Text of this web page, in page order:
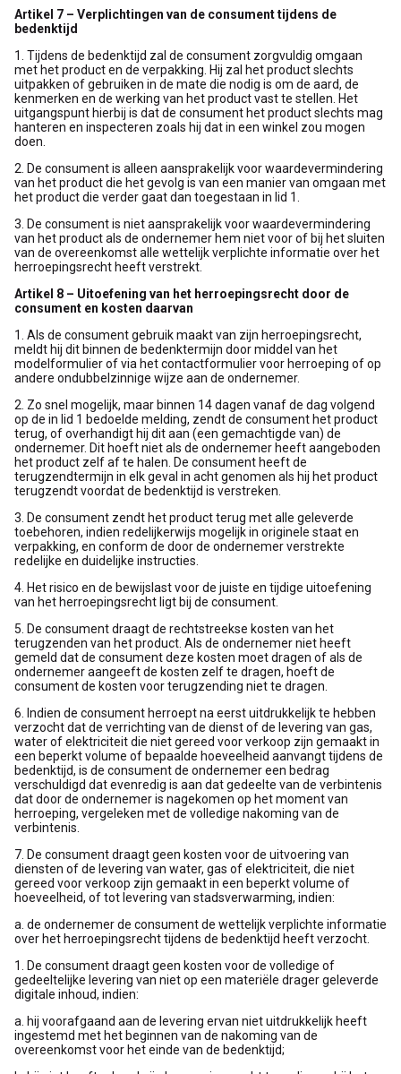
Artikel 7 – Verplichtingen van de consument tijdens de
bedenktijd
1. Tijdens de bedenktijd zal de consument zorgvuldig omgaan
met het product en de verpakking. Hij zal het product slechts
uitpakken of gebruiken in de mate die nodig is om de aard, de
kenmerken en de werking van het product vast te stellen. Het
uitgangspunt hierbij is dat de consument het product slechts mag
hanteren en inspecteren zoals hij dat in een winkel zou mogen
doen.
2. De consument is alleen aansprakelijk voor waardevermindering
van het product die het gevolg is van een manier van omgaan met
het product die verder gaat dan toegestaan in lid 1.
3. De consument is niet aansprakelijk voor waardevermindering
van het product als de ondernemer hem niet voor of bij het sluiten
van de overeenkomst alle wettelijk verplichte informatie over het
herroepingsrecht heeft verstrekt.
Artikel 8 – Uitoefening van het herroepingsrecht door de
consument en kosten daarvan
1. Als de consument gebruik maakt van zijn herroepingsrecht,
meldt hij dit binnen de bedenktermijn door middel van het
modelformulier of via het contactformulier voor herroeping of op
andere ondubbelzinnige wijze aan de ondernemer.
2. Zo snel mogelijk, maar binnen 14 dagen vanaf de dag volgend
op de in lid 1 bedoelde melding, zendt de consument het product
terug, of overhandigt hij dit aan (een gemachtigde van) de
ondernemer. Dit hoeft niet als de ondernemer heeft aangeboden
het product zelf af te halen. De consument heeft de
terugzendtermijn in elk geval in acht genomen als hij het product
terugzendt voordat de bedenktijd is verstreken.
3. De consument zendt het product terug met alle geleverde
toebehoren, indien redelijkerwijs mogelijk in originele staat en
verpakking, en conform de door de ondernemer verstrekte
redelijke en duidelijke instructies.
4. Het risico en de bewijslast voor de juiste en tijdige uitoefening
van het herroepingsrecht ligt bij de consument.
5. De consument draagt de rechtstreekse kosten van het
terugzenden van het product. Als de ondernemer niet heeft
gemeld dat de consument deze kosten moet dragen of als de
ondernemer aangeeft de kosten zelf te dragen, hoeft de
consument de kosten voor terugzending niet te dragen.
6. Indien de consument herroept na eerst uitdrukkelijk te hebben
verzocht dat de verrichting van de dienst of de levering van gas,
water of elektriciteit die niet gereed voor verkoop zijn gemaakt in
een beperkt volume of bepaalde hoeveelheid aanvangt tijdens de
bedenktijd, is de consument de ondernemer een bedrag
verschuldigd dat evenredig is aan dat gedeelte van de verbintenis
dat door de ondernemer is nagekomen op het moment van
herroeping, vergeleken met de volledige nakoming van de
verbintenis.
7. De consument draagt geen kosten voor de uitvoering van
diensten of de levering van water, gas of elektriciteit, die niet
gereed voor verkoop zijn gemaakt in een beperkt volume of
hoeveelheid, of tot levering van stadsverwarming, indien:
a. de ondernemer de consument de wettelijk verplichte informatie
over het herroepingsrecht tijdens de bedenktijd heeft verzocht.
1. De consument draagt geen kosten voor de volledige of
gedeeltelijke levering van niet op een materiële drager geleverde
digitale inhoud, indien:
a. hij voorafgaand aan de levering ervan niet uitdrukkelijk heeft
ingestemd met het beginnen van de nakoming van de
overeenkomst voor het einde van de bedenktijd;